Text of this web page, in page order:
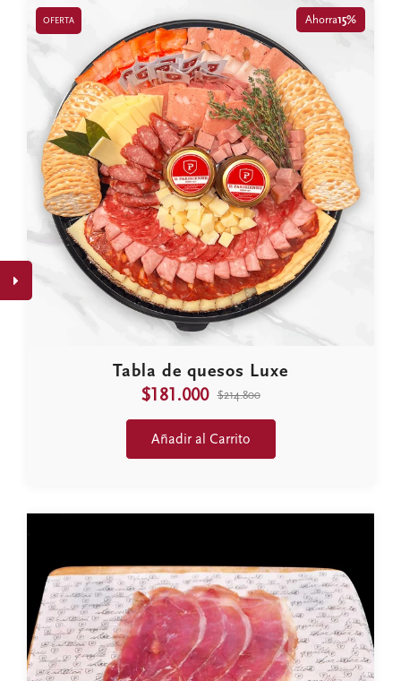
OFERTA Ahorra15%
Tabla de quesos Luxe
$181.000 $214.800
Añadir al Carrito